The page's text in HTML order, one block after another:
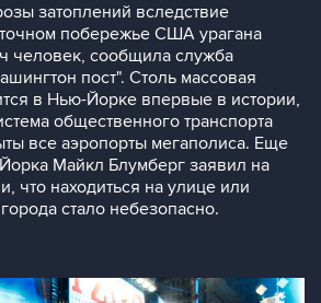
затоплений вследствие
побережье США урагана
человек, сообщила служба
пост". Столь массовая
в Нью-Йорке впервые в истории,
общественного транспорта
все аэропорты мегаполиса. Еще
Майкл Блумберг заявил на
что находиться на улице или
стало небезопасно.